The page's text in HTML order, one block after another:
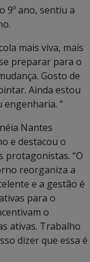
9º ano, sentiu a
mais viva, mais
preparar para o
Gosto de
Ainda estou
”
Nantes
e destacou o
protagonistas. “O
reorganiza a
e a gestão é
para o
o
ativas. Trabalho
dizer que essa é